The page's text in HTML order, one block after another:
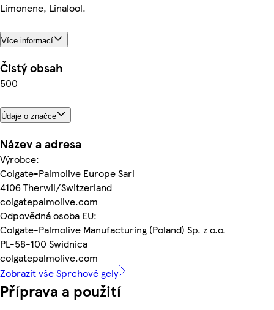
Limonene, Linalool.
Více informací
Čistý obsah
500
Údaje o značce
Název a adresa
Výrobce:
Colgate-Palmolive Europe Sarl
4106 Therwil/Switzerland
colgatepalmolive.com
Odpovědná osoba EU:
Colgate-Palmolive Manufacturing (Poland) Sp. z o.o.
PL-58-100 Swidnica
colgatepalmolive.com
Zobrazit vše Sprchové gely
Příprava a použití